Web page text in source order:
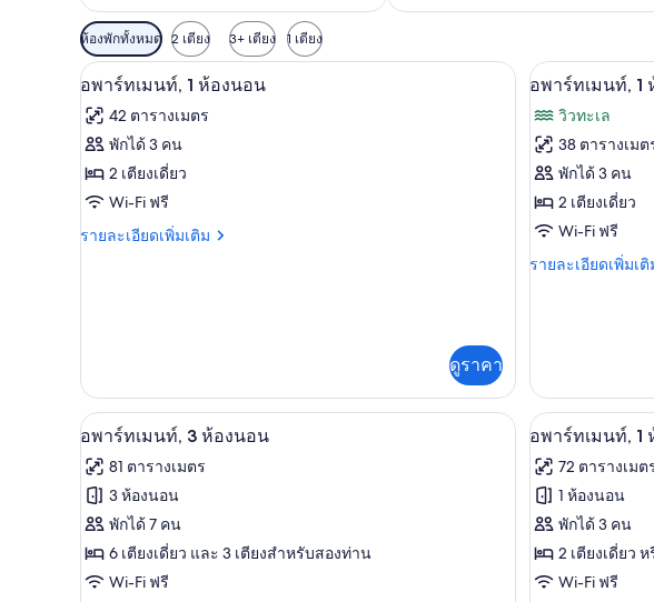
ตัว
กรอง
ที่
มี
ให้
สำหรับ
ห้อง
พัก
ห้องพักทั้งหมด 2 เตียง 3+ เตียง 1 เตียง
เปิด
ภาพถ่าย
ทั้งหมด
ของ
อ
พาร์
ห้อง
นอน
ตู้นิรภัยในห้องพัก, โต๊ะทำงาน, เตารีด/โต๊ะรีดผ้า
4
อพาร์ทเมนท์, 1 ห้องนอน
42 ตารางเมตร
พักได้ 3 คน
2 เตียงเดี่ยว
Wi-Fi ฟรี
รายละเอียดเพิ่มเติม
ราย
ท
เม
นท์,
ห้อง
นอน
ดูราคา
เปิด
ภาพถ่าย
ทั้งหมด
ของ
อ
พาร์
ท
ห้อง
นอน,
วิว
ทะเล
3
อพาร์ทเมนท์, 1
วิวทะเล
38 ตารางเมต
พักได้ 3 คน
2 เตียงเดี่ยว
Wi-Fi ฟรี
รายละเอียดเพิ่มเติ
ราย
อ
พาร์
ท
เม
นท์,
ห้อง
นอน,
วิว
ทะเล
เปิด
ภาพถ่าย
ทั้งหมด
ของ
อ
พาร์
อพาร์ทเมนท์, 3 ห้องนอน | ตู้นิรภัยในห้องพัก, โต๊ะทำงาน,
5
อพาร์ทเมนท์, 3 ห้องนอน
81 ตารางเมตร
3 ห้องนอน
พักได้ 7 คน
6 เตียงเดี่ยว และ 3 เตียงสำหรับสองท่าน
Wi-Fi ฟรี
เปิด
ภาพถ่าย
ทั้งหมด
ของ
อ
พาร์
4
อพาร์ทเมนท์, 1
72 ตารางเมต
1 ห้องนอน
พักได้ 3 คน
2 เตียงเดี่ยว
Wi-Fi ฟรี